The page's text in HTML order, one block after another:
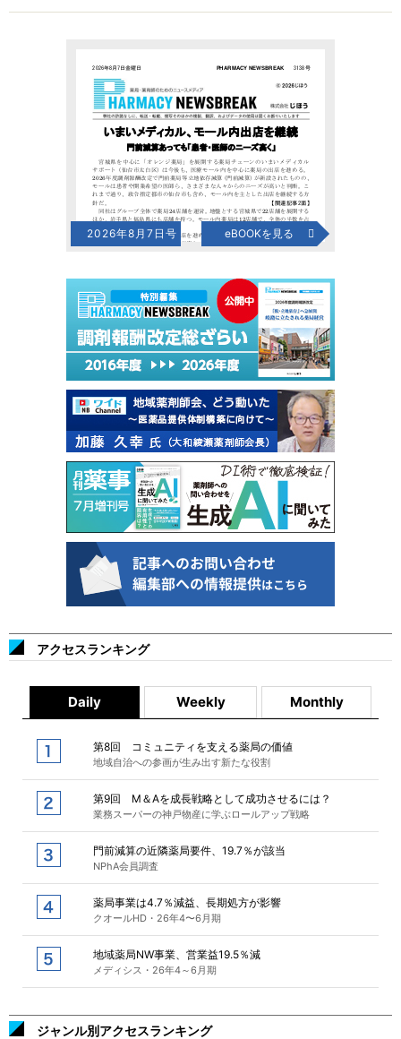
2026年8月7日号 eBOOKを見る
アクセスランキング
Daily Weekly Monthly
第8回 コミュニティを支える薬局の価値
地域自治への参画が生み出す新たな役割
第9回 M＆Aを成長戦略として成功させるには？
業務スーパーの神戸物産に学ぶロールアップ戦略
門前減算の近隣薬局要件、19.7％が該当
NPhA会員調査
薬局事業は4.7％減益、長期処方が影響
クオールHD・26年4〜6月期
地域薬局NW事業、営業益19.5％減
メディシス・26年4～6月期
ジャンル別アクセスランキング